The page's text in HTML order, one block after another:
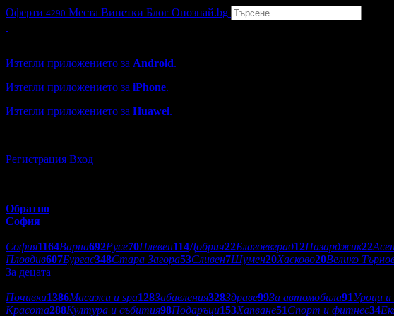
Оферти 4290 Места Винетки Блог Опознай.bg
Изтегли приложението за Android.
Изтегли приложението за iPhone.
Изтегли приложението за Huawei.
Регистрация Вход
Обратно
София
София1164Варна692Русе70Плевен114Добрич22Благоевград12Пазарджик22
Пловдив607Бургас348Стара Загора53Сливен7Шумен20Хасково20Велико
За децата
Почивки1386Масажи и spa128Забавления328Здраве99За автомобила91Уроци и
Красота288Култура и събития98Подаръци153Хапване51Спорт и фитнес34